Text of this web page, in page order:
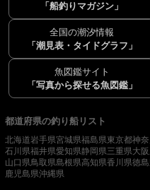
「船釣りマガジン」
全国の潮汐情報
「潮見表・タイドグラフ」
魚図鑑サイト
「写真から探せる魚図鑑」
都道府県の釣り船リスト
北海道岩手県宮城県福島県東京都神
石川県福井県愛知県静岡県三重県大
山口県鳥取県島根県高知県香川県徳
鹿児島県沖縄県